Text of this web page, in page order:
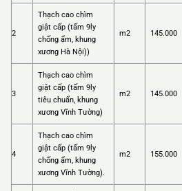
2
Thạch cao chìm
giật cấp (tấm 9ly
chống ẩm, khung
xương Hà Nội))
m2 145.000
3
Thạch cao chìm
giật cấp (tấm 9ly
tiêu chuẩn, khung
xương Vĩnh Tường)
m2 145.000
4
Thạch cao chìm
giật cấp (tấm 9ly
chống ẩm, khung
xương Vĩnh Tường).
m2 155.000